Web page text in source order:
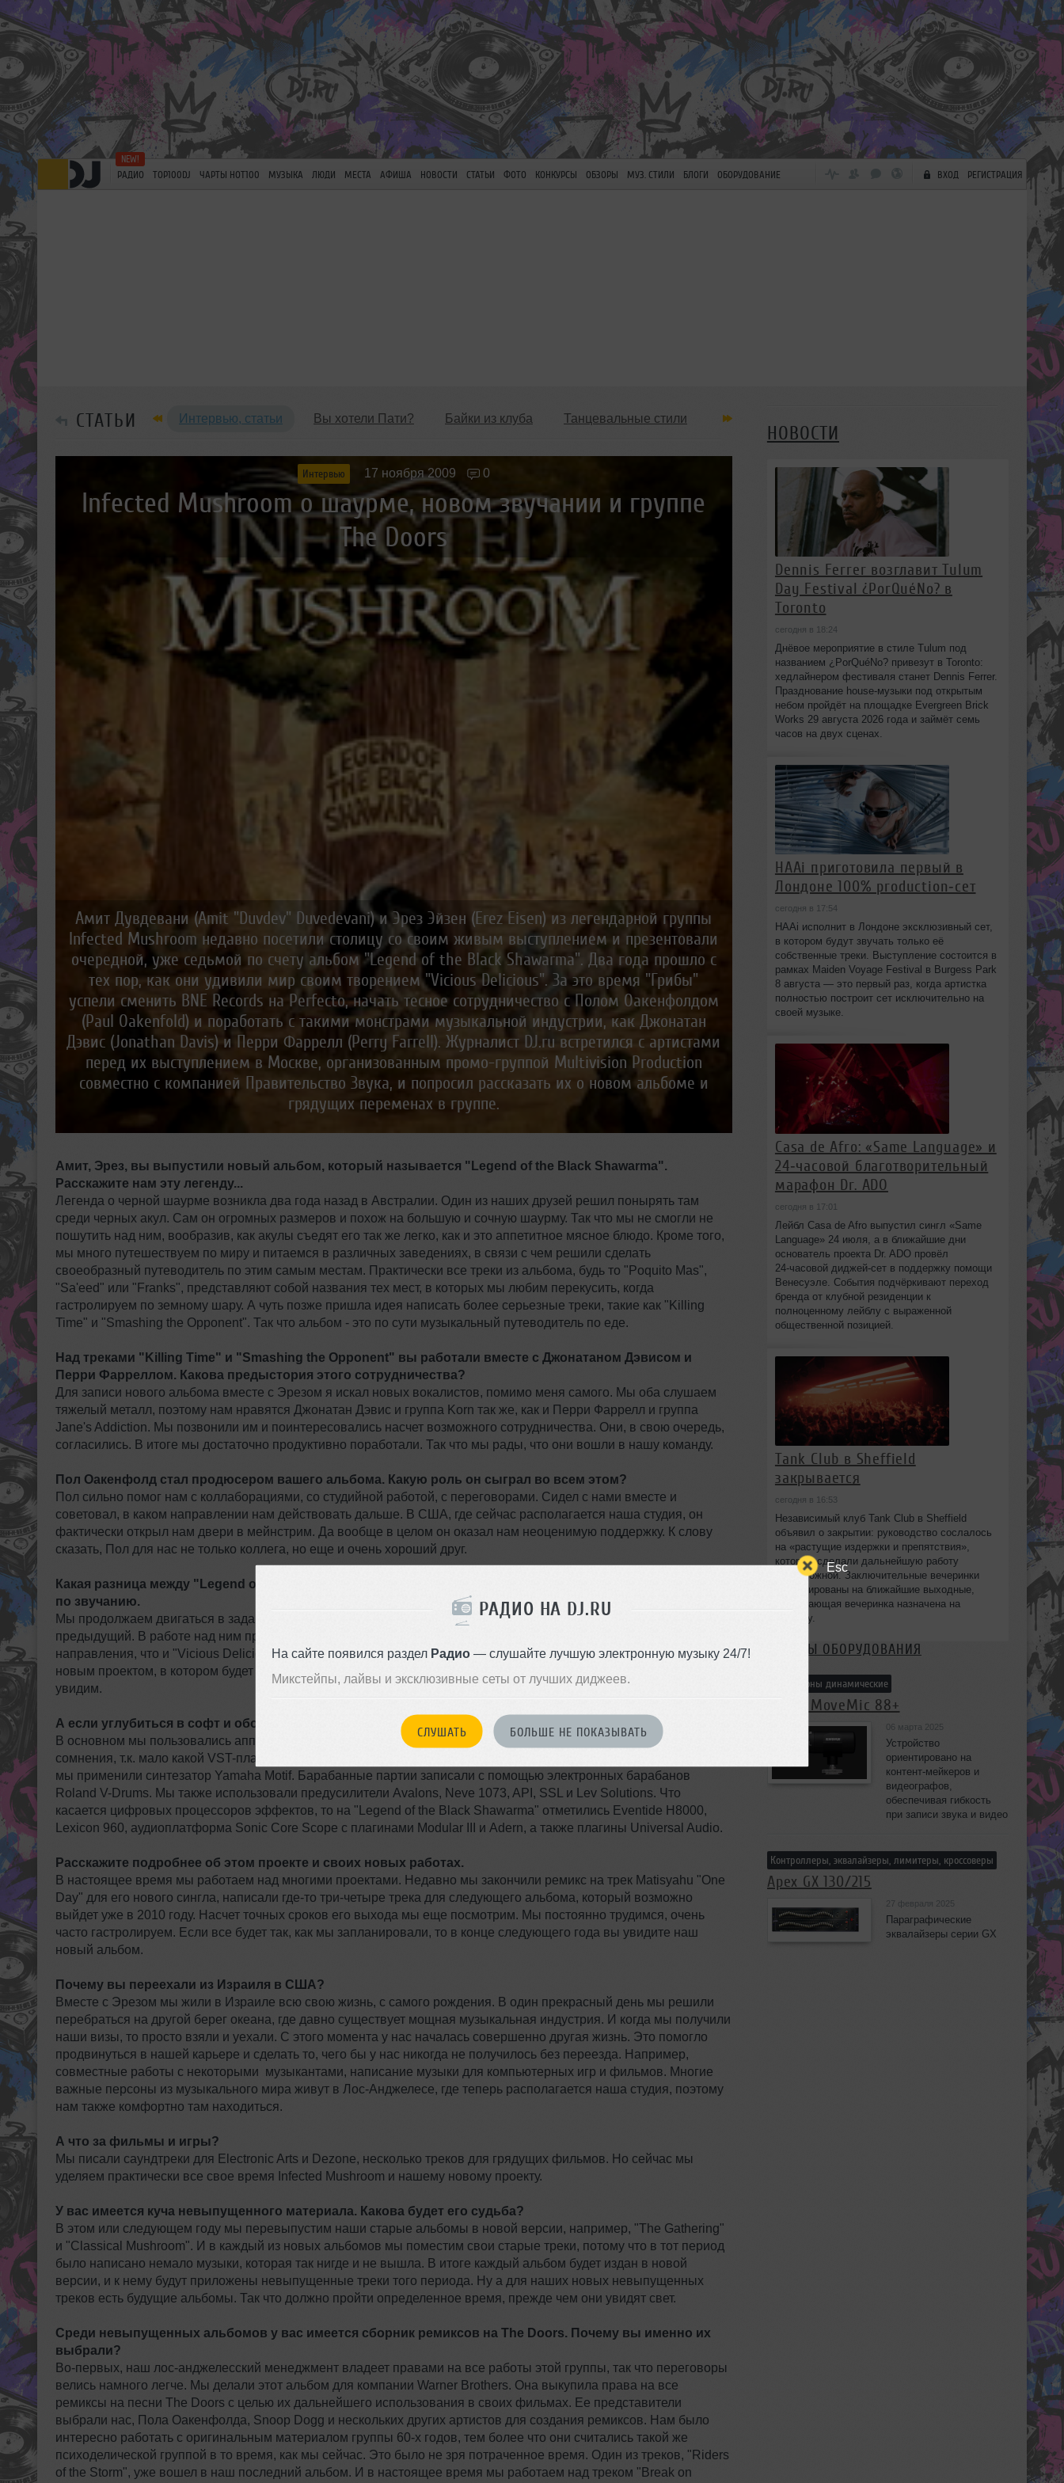
Esc
РАДИО НА DJ.RU
На сайте появился раздел Радио— слушайте лучшую электронную музыку 24/7!
Микстейпы, лайвы и эксклюзивные сеты от лучших диджеев.
СЛУШАТЬ БОЛЬШЕ НЕ ПОКАЗЫВАТЬ
РАДИО TOP100DJ ЧАРТЫ HOT100 МУЗЫКА ЛЮДИ МЕСТА АФИША НОВОСТИ СТАТЬИ ФОТО КОНКУРСЫ ОБЗОРЫ МУЗ. СТИЛИ БЛОГИ ОБОРУДОВАНИЕ ВХОД РЕГИСТРАЦИЯ
СТАТЬИ Интервью, статьи Вы хотели Пати? Байки из клуба Танцевальные стили
Обзоры Вечеринок и Клубов Новые лица Мужчина & Женщина
Интервью 17 ноября 2009 0
Infected Mushroom о шаурме, новом звучании и группе
The Doors
Амит Дувдевани (Amit "Duvdev" Duvedevani) и Эрез Эйзен (Erez Eisen) из легендарной группы
Infected Mushroom недавно посетили столицу со своим живым выступлением и презентовали
очередной, уже седьмой по счету альбом "Legend of the Black Shawarma". Два года прошло с
тех пор, как они удивили мир своим творением "Vicious Delicious". За это время "Грибы"
успели сменить BNE Records на Perfecto, начать тесное сотрудничество с Полом Оакенфолдом
(Paul Oakenfold) и поработать с такими монстрами музыкальной индустрии, как Джонатан
Дэвис (Jonathan Davis) и Перри Фаррелл (Perry Farrell). Журналист DJ.ru встретился с артистами
перед их выступлением в Москве, организованным промо-группой Multivision Production
совместно с компанией Правительство Звука, и попросил рассказать их о новом альбоме и
грядущих переменах в группе.
Амит, Эрез, вы выпустили новый альбом, который называется "Legend of the Black Shawarma".
Расскажите нам эту легенду...
Легенда о черной шаурме возникла два года назад в Австралии. Один из наших друзей решил понырять там
среди черных акул. Сам он огромных размеров и похож на большую и сочную шаурму. Так что мы не смогли не
пошутить над ним, вообразив, как акулы съедят его так же легко, как и это аппетитное мясное блюдо. Кроме того,
мы много путешествуем по миру и питаемся в различных заведениях, в связи с чем решили сделать
своеобразный путеводитель по этим самым местам. Практически все треки из альбома, будь то "Poquito Mas",
"Sa'eed" или "Franks", представляют собой названия тех мест, в которых мы любим перекусить, когда
гастролируем по земному шару. А чуть позже пришла идея написать более серьезные треки, такие как "Killing
Time" и "Smashing the Opponent". Так что альбом - это по сути музыкальный путеводитель по еде.
Над треками "Killing Time" и "Smashing the Opponent" вы работали вместе с Джонатаном Дэвисом и
Перри Фарреллом. Какова предыстория этого сотрудничества?
Для записи нового альбома вместе с Эрезом я искал новых вокалистов, помимо меня самого. Мы оба слушаем
тяжелый металл, поэтому нам нравятся Джонатан Дэвис и группа Korn так же, как и Перри Фаррелл и группа
Jane's Addiction. Мы позвонили им и поинтересовались насчет возможного сотрудничества. Они, в свою очередь,
согласились. В итоге мы достаточно продуктивно поработали. Так что мы рады, что они вошли в нашу команду.
Пол Оакенфолд стал продюсером вашего альбома. Какую роль он сыграл во всем этом?
Пол сильно помог нам с коллаборациями, со студийной работой, с переговорами. Сидел с нами вместе и
советовал, в каком направлении нам действовать дальше. В США, где сейчас располагается наша студия, он
фактически открыл нам двери в мейнстрим. Да вообще в целом он оказал нам неоценимую поддержку. К слову
сказать, Пол для нас не только коллега, но еще и очень хороший друг.
Какая разница между "Legend of the Black Shawarma" и предыдущими вашими альбомами. Прежде всего,
по звучанию.
Мы продолжаем двигаться в заданном нами направлении. Пожалуй, альбом получился чуть тяжелее, чем
предыдущий. В работе над ним приняли участие больше звездных имен. Альбом имеет тот же вектор
направления, что и "Vicious Delicious" - в сторону тяжелого металла и рока. Но сейчас мы с Эрезом работаем над
новым проектом, в котором будет меньше металлического звучания и больше псая и электро. Так что поживем -
увидим.
А если углубиться в софт и оборудование, которые вы использовали в работе?
В основном мы пользовались аппаратными синтезаторами. Тот же Nord G2, качество которого не вызывает
сомнения, т.к. мало какой VST-плагин может с ним сравниться по звучанию. А в "Herbert the Pervert", например,
мы применили синтезатор Yamaha Motif. Барабанные партии записали с помощью электронных барабанов
Roland V-Drums. Мы также использовали предусилители Avalons, Neve 1073, API, SSL и Lev Solutions. Что
касается цифровых процессоров эффектов, то на "Legend of the Black Shawarma" отметились Eventide H8000,
Lexicon 960, аудиоплатформа Sonic Core Scope с плагинами Modular III и Adern, а также плагины Universal Audio.
Расскажите подробнее об этом проекте и своих новых работах.
В настоящее время мы работаем над многими проектами. Недавно мы закончили ремикс на трек Matisyahu "One
Day" для его нового сингла, написали где-то три-четыре трека для следующего альбома, который возможно
выйдет уже в 2010 году. Насчет точных сроков его выхода мы еще посмотрим. Мы постоянно трудимся, очень
часто гастролируем. Если все будет так, как мы запланировали, то в конце следующего года вы увидите наш
новый альбом.
Почему вы переехали из Израиля в США?
Вместе с Эрезом мы жили в Израиле всю свою жизнь, с самого рождения. В один прекрасный день мы решили
перебраться на другой берег океана, где давно существует мощная музыкальная индустрия. И когда мы получили
наши визы, то просто взяли и уехали. С этого момента у нас началась совершенно другая жизнь. Это помогло
продвинуться в нашей карьере и сделать то, чего бы у нас никогда не получилось без переезда. Например,
совместные работы с некоторыми музыкантами, написание музыки для компьютерных игр и фильмов. Многие
важные персоны из музыкального мира живут в Лос-Анджелесе, где теперь располагается наша студия, поэтому
нам также комфортно там находиться.
А что за фильмы и игры?
Мы писали саундтреки для Electronic Arts и Dezone, несколько треков для грядущих фильмов. Но сейчас мы
уделяем практически все свое время Infected Mushroom и нашему новому проекту.
У вас имеется куча невыпущенного материала. Какова будет его судьба?
В этом или следующем году мы перевыпустим наши старые альбомы в новой версии, например, "The Gathering"
и "Classical Mushroom". И в каждый из новых альбомов мы поместим свои старые треки, потому что в тот период
было написано немало музыки, которая так нигде и не вышла. В итоге каждый альбом будет издан в новой
версии, и к нему будут приложены невыпущенные треки того периода. Ну а для наших новых невыпущенных
треков есть будущие альбомы. Так что должно пройти определенное время, прежде чем они увидят свет.
Среди невыпущенных альбомов у вас имеется сборник ремиксов на The Doors. Почему вы именно их
выбрали?
Во-первых, наш лос-анджелесский менеджмент владеет правами на все работы этой группы, так что переговоры
велись намного легче. Мы делали этот альбом для компании Warner Brothers. Она выкупила права на все
ремиксы на песни The Doors с целью их дальнейшего использования в своих фильмах. Ее представители
выбрали нас, Пола Оакенфолда, Snoop Dogg и нескольких других артистов для создания ремиксов. Нам было
интересно работать с оригинальным материалом группы 60-х годов, тем более что они считались такой же
психоделической группой в то время, как мы сейчас. Это было не зря потраченное время. Один из треков, "Riders
of the Storm", уже вошел в наш последний альбом. И в настоящее время мы работаем над треком "Break on
НОВОСТИ
Dennis Ferrer возглавит Tulum
Day Festival ¿PorQuéNo? в
Toronto
сегодня в 18:24
Днёвое мероприятие в стиле Tulum под
названием ¿PorQuéNo? привезут в Toronto:
хедлайнером фестиваля станет Dennis Ferrer.
Празднование house-музыки под открытым
небом пройдёт на площадке Evergreen Brick
Works 29 августа 2026 года и займёт семь
часов на двух сценах.
HAAi приготовила первый в
Лондоне 100% production‑сет
сегодня в 17:54
HAAi исполнит в Лондоне эксклюзивный сет,
в котором будут звучать только её
собственные треки. Выступление состоится в
рамках Maiden Voyage Festival в Burgess Park
8 августа — это первый раз, когда артистка
полностью построит сет исключительно на
своей музыке.
Casa de Afro: «Same Language» и
24‑часовой благотворительный
марафон Dr. ADO
сегодня в 17:01
Лейбл Casa de Afro выпустил сингл «Same
Language» 24 июля, а в ближайшие дни
основатель проекта Dr. ADO провёл
24‑часовой диджей‑сет в поддержку помощи
Венесуэле. События подчёркивают переход
бренда от клубной резиденции к
полноценному лейблу с выраженной
общественной позицией.
Tank Club в Sheffield
закрывается
сегодня в 16:53
Независимый клуб Tank Club в Sheffield
объявил о закрытии: руководство сослалось
на «растущие издержки и препятствия»,
которые сделали дальнейшую работу
невозможной. Заключительные вечеринки
запланированы на ближайшие выходные,
закрывающая вечеринка назначена на
субботу.
ОБЗОРЫ ОБОРУДОВАНИЯ
Микрофоны динамические
Shure MoveMic 88+
06 марта 2025
Устройство
ориентировано на
контент-мейкеров и
видеографов,
обеспечивая гибкость
при записи звука и видео
Контроллеры, эквалайзеры, лимитеры, кроссоверы
Apex GX 130/215
27 февраля 2025
Параграфические
эквалайзеры серии GX